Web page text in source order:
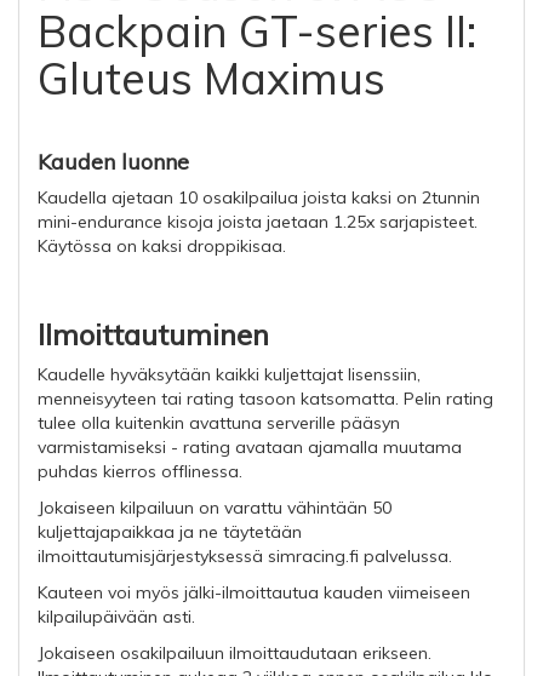
Backpain GT-series II:
Gluteus Maximus
Kauden luonne
Kaudella ajetaan 10 osakilpailua joista kaksi on 2tunnin
mini-endurance kisoja joista jaetaan 1.25x sarjapisteet.
Käytössa on kaksi droppikisaa.
Ilmoittautuminen
Kaudelle hyväksytään kaikki kuljettajat lisenssiin,
menneisyyteen tai rating tasoon katsomatta. Pelin rating
tulee olla kuitenkin avattuna serverille pääsyn
varmistamiseksi - rating avataan ajamalla muutama
puhdas kierros offlinessa.
Jokaiseen kilpailuun on varattu vähintään 50
kuljettajapaikkaa ja ne täytetään
ilmoittautumisjärjestyksessä simracing.fi palvelussa.
Kauteen voi myös jälki-ilmoittautua kauden viimeiseen
kilpailupäivään asti.
Jokaiseen osakilpailuun ilmoittaudutaan erikseen.